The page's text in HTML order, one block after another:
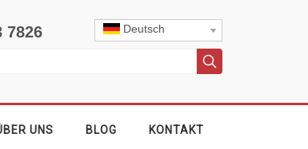
7826 Deutsch
UNS BLOG KONTAKT